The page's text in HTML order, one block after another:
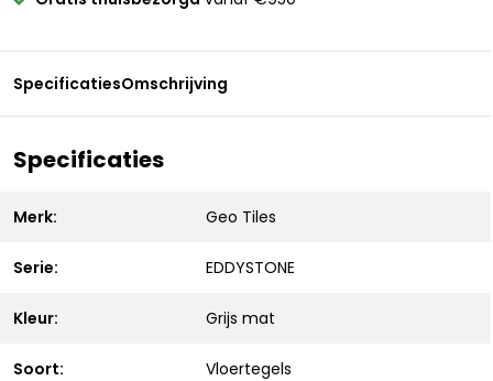
SpecificatiesOmschrijving
Specificaties
Merk: Geo Tiles
Serie: EDDYSTONE
Kleur: Grijs mat
Soort: Vloertegels